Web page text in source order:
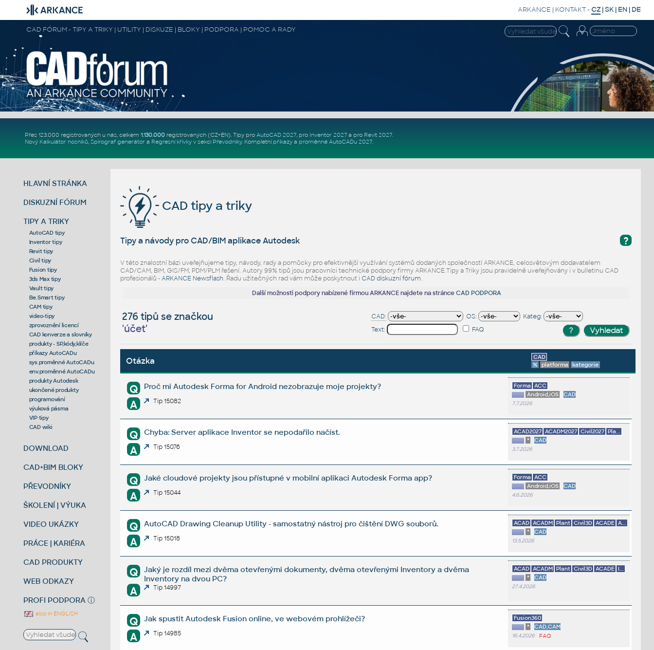
ARKANCE | KONTAKT- CZ |SK | EN | DE
CAD FÓRUM - TIPY A TRIKY | UTILITY | DISKUZE | BLOKY | PODPORA | POMOC A RADY
Přes 123.000 registrovaných u nás, celkem 1.130.000registrovaných (CZ+EN). Tipy pro AutoCAD 2027, pro Inventor 2027a pro Revit 2027.
Nový Kalkulátor nosníků, Spirograf generátor a Regresní křivkyv sekci Převodníky. Kompletní příkazya proměnné AutoCADu 2027.
HLAVNÍ STRÁNKA
DISKUZNÍ FÓRUM
TIPY A TRIKY
AutoCAD tipy
Inventor tipy
Revit tipy
Civil tipy
Fusion tipy
3ds Max tipy
Vault tipy
Be.Smart tipy
CAM tipy
video-tipy
zprovoznění licencí
CAD konverze a slovníky
produkty - SP,kódy,klíče
příkazy AutoCADu
sys.proměnné AutoCADu
env.proměnné AutoCADu
produkty Autodesk
ukončené produkty
programování
výuková pásma
VIP tipy
CAD wiki
DOWNLOAD
CAD+BIM BLOKY
PŘEVODNÍKY
ŠKOLENÍ | VÝUKA
VIDEO UKÁZKY
PRÁCE | KARIÉRA
CAD PRODUKTY
WEB ODKAZY
PROFI PODPORA ⓘ
also in ENGLISH
CAD tipy a triky
?
Tipy a návody pro CAD/BIM aplikace Autodesk
V této znalostní bázi uveřejňujeme tipy, návody, rady a pomůcky pro efektivnější využívání systémů dodaných společností ARKANCE, celosvětovým dodavatelem
CAD/CAM, BIM, GIS/FM, PDM/PLM řešení. Autory 99% tipů jsou pracovníci technické podpory firmy ARKANCE.Tipy a Triky jsou pravidelně uveřejňovány i v bulletinu CAD
profesionálů -ARKANCE Newsflash. Řadu užitečných rad vám může poskytnout i CAD diskuzní fórum.
Další možnosti podpory nabízené firmou ARKANCE najdete na stránceCAD PODPORA
276 tipů se značkou
'účet'
CAD: OS:
Kateg:
Text:
FAQ
Otázka
CAD
%
platforma kategorie
Q Proč mi Autodesk Forma for Android nezobrazuje moje projekty?
A Tip 15082
Forma ACC
Android,iOS
CAD
7.7.2026
Q Chyba: Server aplikace Inventor se nepodařilo načíst.
A Tip 15076
ACAD2027 ACADM2027 Civil2027 Pla...
*
CAD
3.7.2026
Q Jaké cloudové projekty jsou přístupné v mobilní aplikaci Autodesk Forma app?
A Tip 15044
Forma ACC
Android,iOS
CAD
4.6.2026
Q AutoCAD Drawing Cleanup Utility - samostatný nástroj pro čištění DWG souborů.
A Tip 15018
ACAD ACADM Plant Civil3D ACADE A...
*
CAD
13.5.2026
Q
Jaký je rozdíl mezi dvěma otevřenými dokumenty, dvěma otevřenými Inventory a dvěma
Inventory na dvou PC?
A Tip 14997
ACAD ACADM Plant Civil3D ACADE
I...
*
CAD
27.4.2026
Q Jak spustit Autodesk Fusion online, ve webovém prohlížeči?
A Tip 14985
Fusion360
*
CAD,CAM
16.4.2026 FAQ